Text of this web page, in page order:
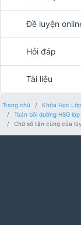
Đề luyện
Hỏi đáp
Tài liệu
Trang chủ Khóa Học
Toán bồi dưỡng HSG
Chữ số tận cùng của